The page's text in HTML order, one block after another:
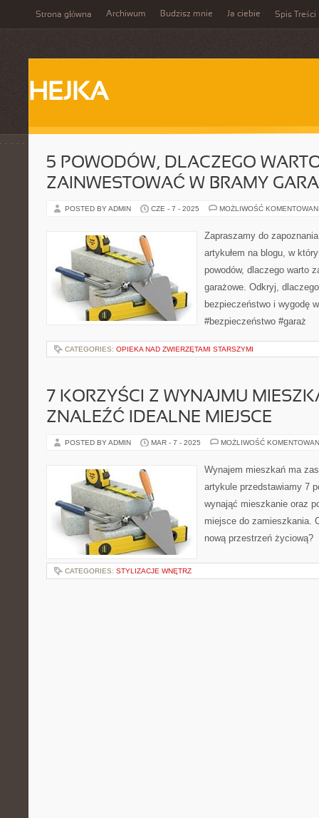
Strona główna Archiwum Budzisz mnie Ja ciebie Spis Treści
HEJKA
5 POWODÓW, DLACZEGO
ZAINWESTOWAĆ W BRAMY
POSTED BY ADMIN CZE - 7 - 2025 MOŻLIWOŚĆ
Zapraszamy do
artykułem na blogu, w
powodów, dlaczego warto
garażowe. Odkryj,
bezpieczeństwo i wygodę
#bezpieczeństwo #garaż
CATEGORIES: OPIEKA NAD ZWIERZĘTAMI STARSZYMI
7 KORZYŚCI Z WYNAJMU
ZNALEŹĆ IDEALNE MIEJSCE
POSTED BY ADMIN MAR - 7 - 2025 MOŻLIWOŚĆ
Wynajem mieszkań ma
artykule przedstawiamy 7
wynająć mieszkanie oraz
miejsce do zamieszkania.
nową przestrzeń życiową?
CATEGORIES: STYLIZACJE WNĘTRZ